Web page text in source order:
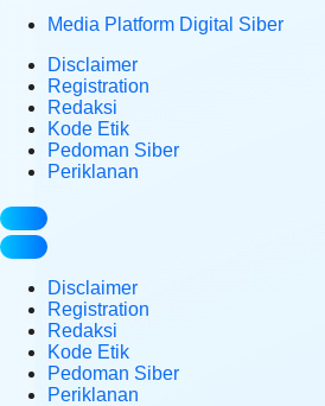
Media Platform Digital Siber
Disclaimer
Registration
Redaksi
Kode Etik
Pedoman Siber
Periklanan
Disclaimer
Registration
Redaksi
Kode Etik
Pedoman Siber
Periklanan